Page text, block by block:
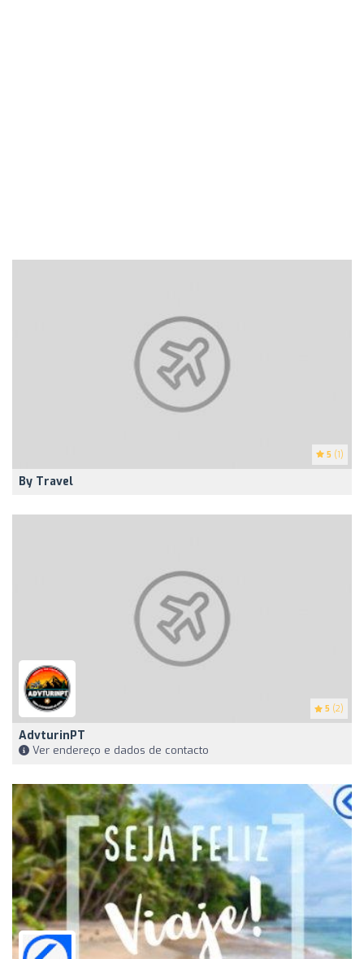
5 (1)
By Travel
5 (2)
AdvturinPT
Ver endereço e dados de contacto